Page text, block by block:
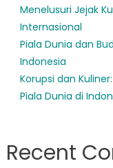
Menelusuri Jejak
Internasional
Piala Dunia dan
Indonesia
Korupsi dan
Piala Dunia di
Recent